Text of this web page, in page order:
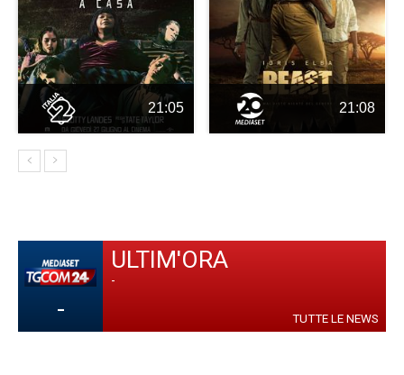
21:05 21:08
-
ULTIM'ORA
-
TUTTE LE NEWS